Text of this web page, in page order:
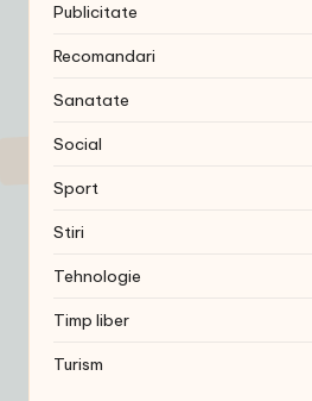
Publicitate
Recomandari
Sanatate
Social
Sport
Stiri
Tehnologie
Timp liber
Turism